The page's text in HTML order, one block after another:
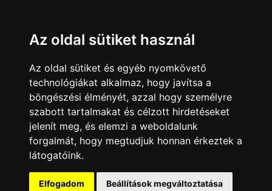
Az oldal sütiket használ
Az oldal sütiket és egyéb nyomkövető
technológiákat alkalmaz, hogy javítsa a
böngészési élményét, azzal hogy személyre
szabott tartalmakat és célzott hirdetéseket
jelenít meg, és elemzi a weboldalunk
forgalmát, hogy megtudjuk honnan érkeztek a
látogatóink.
Elfogadom Beállítások megváltoztatása